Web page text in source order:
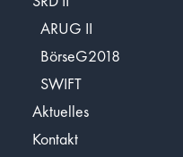
ARUG II
BörseG2018
SWIFT
Aktuelles
Kontakt